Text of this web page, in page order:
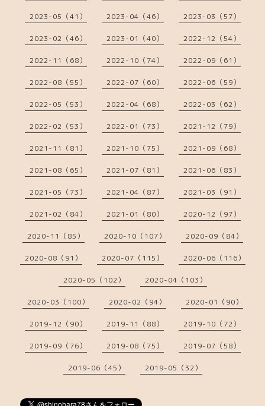
2023-05（41） 2023-04（46） 2023-03（57）
2023-02（46） 2023-01（40） 2022-12（54）
2022-11（68） 2022-10（74） 2022-09（61）
2022-08（55） 2022-07（60） 2022-06（59）
2022-05（53） 2022-04（68） 2022-03（62）
2022-02（53） 2022-01（73） 2021-12（79）
2021-11（81） 2021-10（75） 2021-09（68）
2021-08（65） 2021-07（81） 2021-06（83）
2021-05（73） 2021-04（87） 2021-03（91）
2021-02（84） 2021-01（80） 2020-12（97）
2020-11（85） 2020-10（107） 2020-09（84）
2020-08（91） 2020-07（115） 2020-06（116）
2020-05（102） 2020-04（103）
2020-03（100） 2020-02（94） 2020-01（90）
2019-12（90） 2019-11（88） 2019-10（72）
2019-09（76） 2019-08（75） 2019-07（58）
2019-06（45） 2019-05（32）